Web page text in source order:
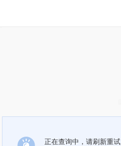
正在查询中，请刷新重试